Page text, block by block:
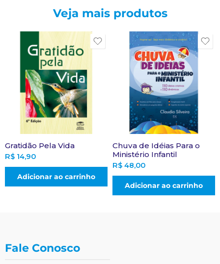
Veja mais produtos
Gratidão Pela Vida
R$ 14,90
Adicionar ao carrinho
Chuva de Idéias Para o
Ministério Infantil
R$ 48,00
Adicionar ao carrinho
Fale Conosco